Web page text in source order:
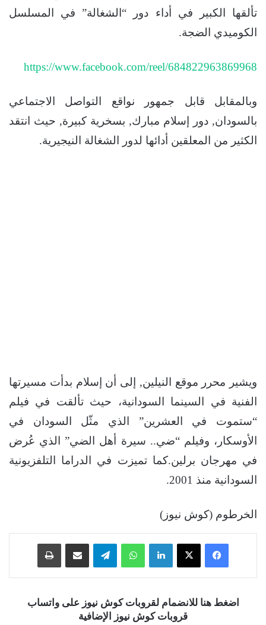
تألقها الكبير في أداء دور “الشغالة” في المسلسل
الكوميدي الضجة.
https://www.facebook.com/reel/684822963869968
وبالمقابل قابل جمهور نواقع التواصل الاجتماعي
بالسودان, دور إسلام مبارك, بسخرية كبيرة, حيث انتقد
الكثير من المعلقين أدائها لدور الشغالة النيجيرية.
ويشير محرر موقع النيلين, إلى أن إسلام بدأت مسيرتها
الفنية في السينما السودانية، حيث تألقت في فيلم
“ستموت في العشرين” الذي مثّل السودان في
الأوسكار، وفيلم “ضي.. سيرة أهل الضي” الذي عُرض
في مهرجان برلين.كما تميزت في الدراما التلفزيونية
السودانية منذ 2001.
الخرطوم (كوش نيوز)
فيسبوك ‫X لينكدإن واتساب تيلقرام
اضغط هنا للانضمام لقروبات كوش نيوز على واتساب
قروبات كوش نيوز الإضافية